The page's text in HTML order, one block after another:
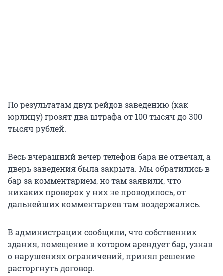
По результатам двух рейдов заведению (как
юрлицу) грозят два штрафа от 100 тысяч до 300
тысяч рублей.
Весь вчерашний вечер телефон бара не отвечал, а
дверь заведения была закрыта. Мы обратились в
бар за комментарием, но там заявили, что
никаких проверок у них не проводилось, от
дальнейших комментариев там воздержались.
В администрации сообщили, что собственник
здания, помещение в котором арендует бар, узнав
о нарушениях ограничений, принял решение
расторгнуть договор.